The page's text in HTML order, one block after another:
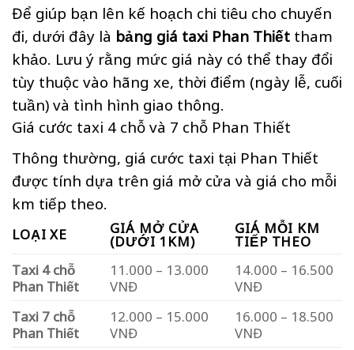
Để giúp bạn lên kế hoạch chi tiêu cho chuyến
đi, dưới đây là bảng giá taxi Phan Thiết tham
khảo. Lưu ý rằng mức giá này có thể thay đổi
tùy thuộc vào hãng xe, thời điểm (ngày lễ, cuối
tuần) và tình hình giao thông.
Giá cước taxi 4 chỗ và 7 chỗ Phan Thiết
Thông thường, giá cước taxi tại Phan Thiết
được tính dựa trên giá mở cửa và giá cho mỗi
km tiếp theo.
LOẠI XE GIÁ MỞ CỬA
(DƯỚI 1KM)
GIÁ MỖI KM
TIẾP THEO
Taxi 4 chỗ
Phan Thiết
11.000 – 13.000
VNĐ
14.000 – 16.500
VNĐ
Taxi 7 chỗ
Phan Thiết
12.000 – 15.000
VNĐ
16.000 – 18.500
VNĐ